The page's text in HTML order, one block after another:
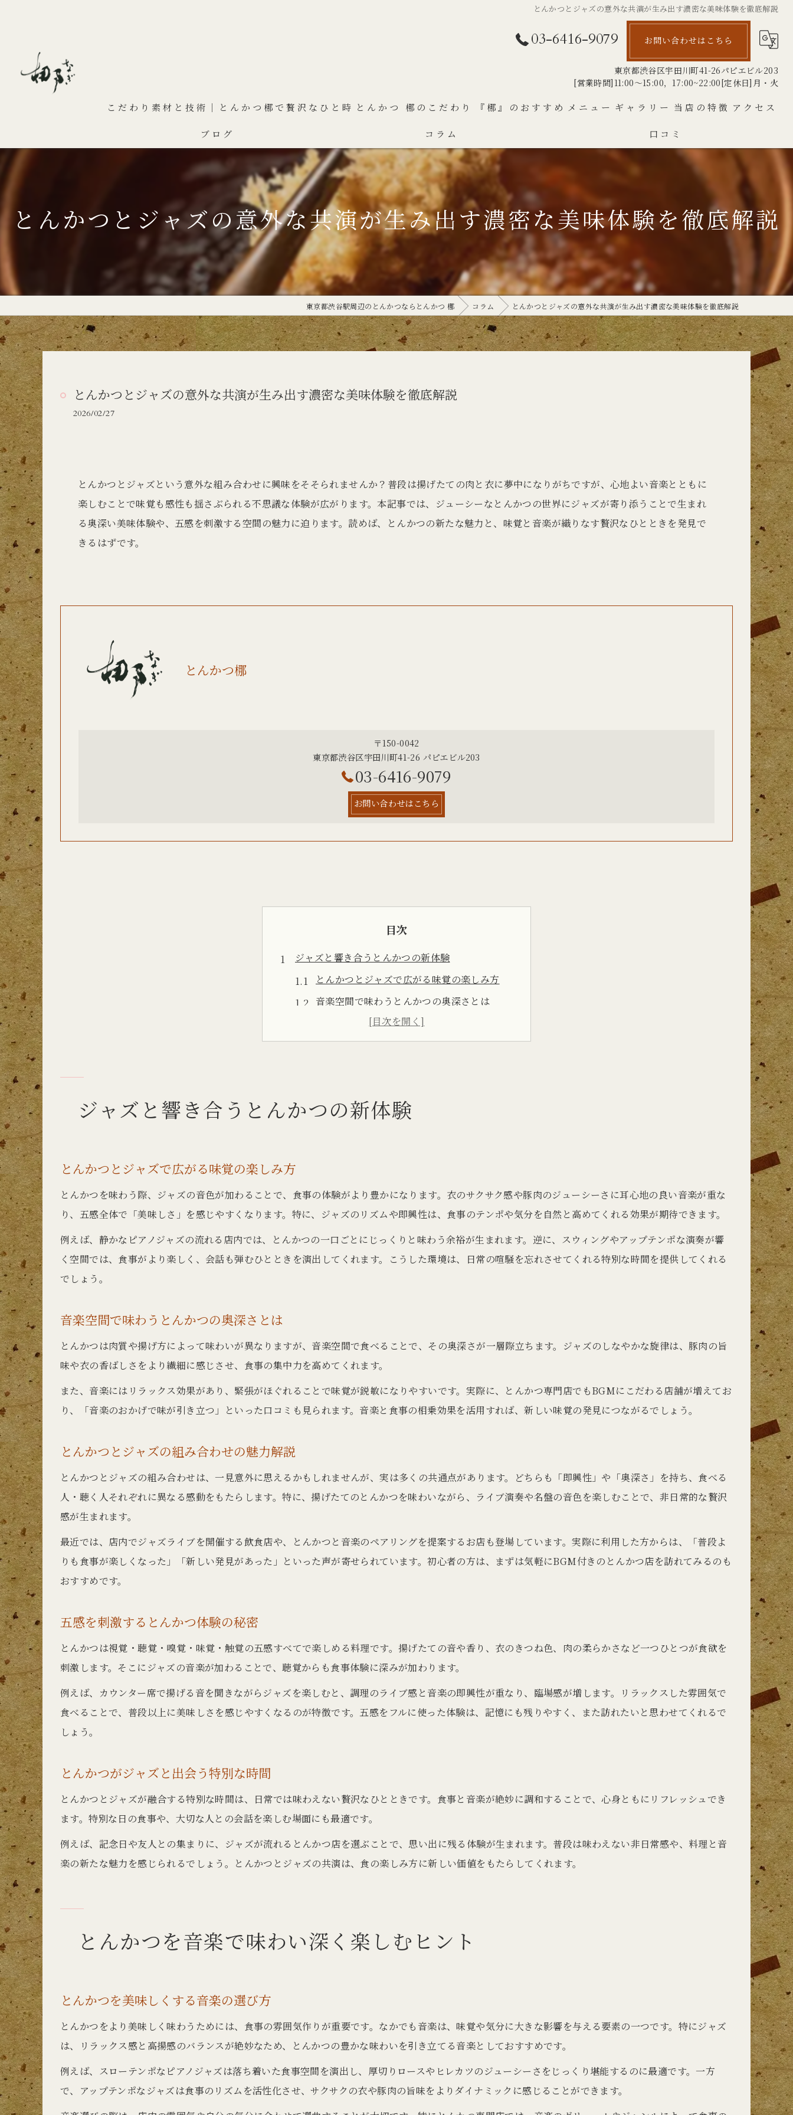
とんかつとジャズの意外な共演が生み出す濃密な美味体験を徹底解説
03-6416-9079 お問い合わせはこちら
東京都渋谷区宇田川町41-26パピエビル203
[営業時間]11:00～15:00，17:00~22:00[定休日]月・火
こだわり素材と技術｜とんかつ梛で贅沢なひと時 とんかつ 梛のこだわり 『梛』のおすすめ メニュー ギャラリー 当店の特徴
とんかつ
銘柄豚
ランチ
アクセス
ブログ コラム 口コミ
とんかつとジャズの意外な共演が生み出す濃密な美味体験を徹底解説
東京都渋谷駅周辺のとんかつならとんかつ 梛 コラム とんかつとジャズの意外な共演が生み出す濃密な美味体験を徹底解説
とんかつとジャズの意外な共演が生み出す濃密な美味体験を徹底解説
2026/02/27
とんかつとジャズという意外な組み合わせに興味をそそられませんか？普段は揚げたての肉と衣に夢中になりがちですが、心地よい音楽とともに
楽しむことで味覚も感性も揺さぶられる不思議な体験が広がります。本記事では、ジューシーなとんかつの世界にジャズが寄り添うことで生まれ
る奥深い美味体験や、五感を刺激する空間の魅力に迫ります。読めば、とんかつの新たな魅力と、味覚と音楽が織りなす贅沢なひとときを発見で
きるはずです。
とんかつ梛
〒150-0042
東京都渋谷区宇田川町41-26 パピエビル203
03-6416-9079
お問い合わせはこちら
目次
ジャズと響き合うとんかつの新体験
とんかつとジャズで広がる味覚の楽しみ方
音楽空間で味わうとんかつの奥深さとは
とんかつとジャズの組み合わせの魅力解説
五感を刺激するとんかつ体験の秘密
とんかつを美味しくする音楽の選び方
とんかつと音楽で過ごす贅沢なひととき
心踊るジャズに包まれて味わうとんかつ
ジャズとともに楽しむとんかつの贅沢体験
とんかつと音楽で心が満たされる瞬間とは
五感に響くとんかつとジャズの調和の秘密
とんかつとジャズが五感を刺激する仕組み
味覚と聴覚で楽しむとんかつの新世界
とんかつが音楽で美味しくなる科学的根拠
美味しさと音色が交差するとんかつ時間
音色がとんかつの美味しさを引き出す理由
美味しさと音色の相乗効果を体験しよう
とんかつの味と音楽のリズムの関係性
とんかつとジャズが作る豊かな味わい体験
ジャズ空間で味わうとんかつの深い魅力
とんかつの旨味を引き出す音楽の工夫
ジャズと響き合うとんかつの新体験
とんかつとジャズで広がる味覚の楽しみ方
とんかつを味わう際、ジャズの音色が加わることで、食事の体験がより豊かになります。衣のサクサク感や豚肉のジューシーさに耳心地の良い音楽が重な
り、五感全体で「美味しさ」を感じやすくなります。特に、ジャズのリズムや即興性は、食事のテンポや気分を自然と高めてくれる効果が期待できます。
例えば、静かなピアノジャズの流れる店内では、とんかつの一口ごとにじっくりと味わう余裕が生まれます。逆に、スウィングやアップテンポな演奏が響
く空間では、食事がより楽しく、会話も弾むひとときを演出してくれます。こうした環境は、日常の喧騒を忘れさせてくれる特別な時間を提供してくれる
でしょう。
音楽空間で味わうとんかつの奥深さとは
とんかつは肉質や揚げ方によって味わいが異なりますが、音楽空間で食べることで、その奥深さが一層際立ちます。ジャズのしなやかな旋律は、豚肉の旨
味や衣の香ばしさをより繊細に感じさせ、食事の集中力を高めてくれます。
また、音楽にはリラックス効果があり、緊張がほぐれることで味覚が鋭敏になりやすいです。実際に、とんかつ専門店でもBGMにこだわる店舗が増えてお
り、「音楽のおかげで味が引き立つ」といった口コミも見られます。音楽と食事の相乗効果を活用すれば、新しい味覚の発見につながるでしょう。
とんかつとジャズの組み合わせの魅力解説
とんかつとジャズの組み合わせは、一見意外に思えるかもしれませんが、実は多くの共通点があります。どちらも「即興性」や「奥深さ」を持ち、食べる
人・聴く人それぞれに異なる感動をもたらします。特に、揚げたてのとんかつを味わいながら、ライブ演奏や名盤の音色を楽しむことで、非日常的な贅沢
感が生まれます。
最近では、店内でジャズライブを開催する飲食店や、とんかつと音楽のペアリングを提案するお店も登場しています。実際に利用した方からは、「普段よ
りも食事が楽しくなった」「新しい発見があった」といった声が寄せられています。初心者の方は、まずは気軽にBGM付きのとんかつ店を訪れてみるのも
おすすめです。
五感を刺激するとんかつ体験の秘密
とんかつは視覚・聴覚・嗅覚・味覚・触覚の五感すべてで楽しめる料理です。揚げたての音や香り、衣のきつね色、肉の柔らかさなど一つひとつが食欲を
刺激します。そこにジャズの音楽が加わることで、聴覚からも食事体験に深みが加わります。
例えば、カウンター席で揚げる音を聞きながらジャズを楽しむと、調理のライブ感と音楽の即興性が重なり、臨場感が増します。リラックスした雰囲気で
食べることで、普段以上に美味しさを感じやすくなるのが特徴です。五感をフルに使った体験は、記憶にも残りやすく、また訪れたいと思わせてくれるで
しょう。
とんかつがジャズと出会う特別な時間
とんかつとジャズが融合する特別な時間は、日常では味わえない贅沢なひとときです。食事と音楽が絶妙に調和することで、心身ともにリフレッシュでき
ます。特別な日の食事や、大切な人との会話を楽しむ場面にも最適です。
例えば、記念日や友人との集まりに、ジャズが流れるとんかつ店を選ぶことで、思い出に残る体験が生まれます。普段は味わえない非日常感や、料理と音
楽の新たな魅力を感じられるでしょう。とんかつとジャズの共演は、食の楽しみ方に新しい価値をもたらしてくれます。
とんかつを音楽で味わい深く楽しむヒント
とんかつを美味しくする音楽の選び方
とんかつをより美味しく味わうためには、食事の雰囲気作りが重要です。なかでも音楽は、味覚や気分に大きな影響を与える要素の一つです。特にジャズ
は、リラックス感と高揚感のバランスが絶妙なため、とんかつの豊かな味わいを引き立てる音楽としておすすめです。
例えば、スローテンポなピアノジャズは落ち着いた食事空間を演出し、厚切りロースやヒレカツのジューシーさをじっくり堪能するのに最適です。一方
で、アップテンポなジャズは食事のリズムを活性化させ、サクサクの衣や豚肉の旨味をよりダイナミックに感じることができます。
お問い合わせはこちら
お問い合わせはこちら